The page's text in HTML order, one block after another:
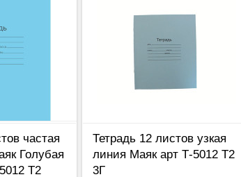
частая
Голубая
Т2
Тетрадь 12 листов узкая
линия Маяк арт Т-5012 Т2
3Г